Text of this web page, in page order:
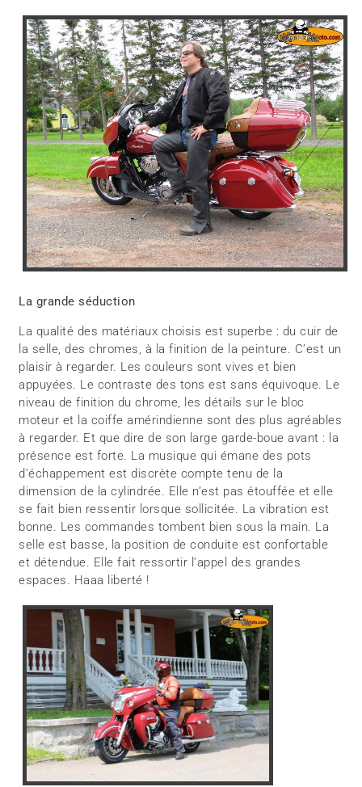
La grande séduction
La qualité des matériaux choisis est superbe : du cuir de
la selle, des chromes, à la finition de la peinture. C’est un
plaisir à regarder. Les couleurs sont vives et bien
appuyées. Le contraste des tons est sans équivoque. Le
niveau de finition du chrome, les détails sur le bloc
moteur et la coiffe amérindienne sont des plus agréables
à regarder. Et que dire de son large garde-boue avant : la
présence est forte. La musique qui émane des pots
d’échappement est discrète compte tenu de la
dimension de la cylindrée. Elle n’est pas étouffée et elle
se fait bien ressentir lorsque sollicitée. La vibration est
bonne. Les commandes tombent bien sous la main. La
selle est basse, la position de conduite est confortable
et détendue. Elle fait ressortir l’appel des grandes
espaces. Haaa liberté !